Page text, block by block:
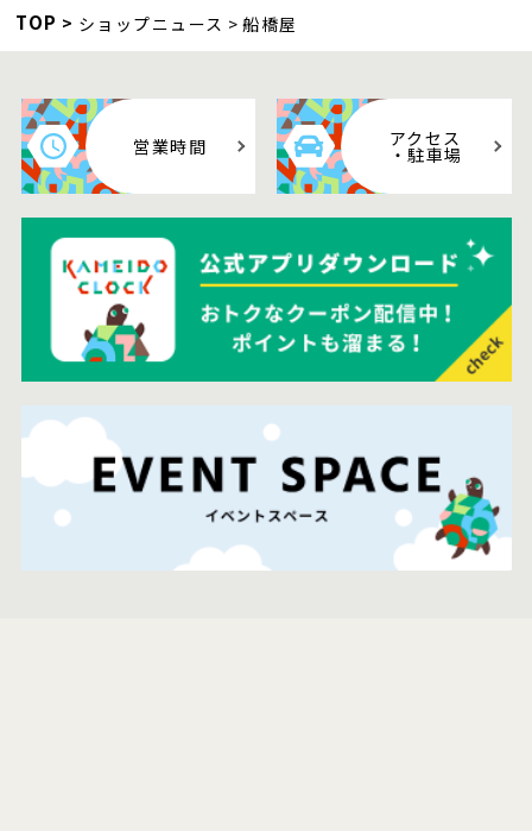
TOP ショップニュース 船橋屋
営業時間 アクセス
・駐車場